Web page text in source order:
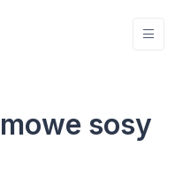
sosy